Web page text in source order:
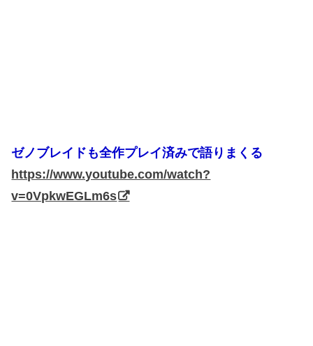
ゼノブレイドも全作プレイ済みで語りまくる
https://www.youtube.com/watch?
v=0VpkwEGLm6s